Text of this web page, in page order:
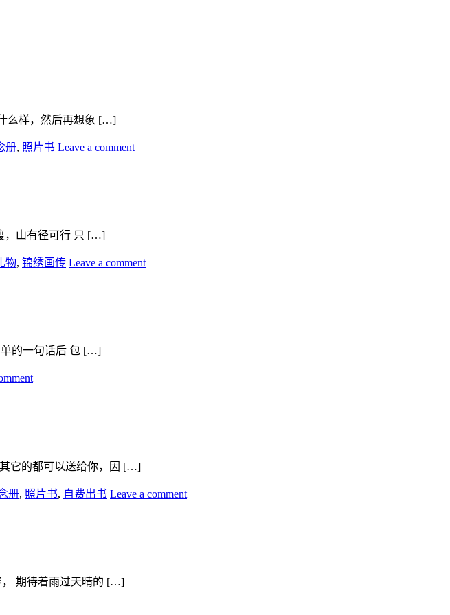
么样，然后再想象 […]
册, 照片书 Leave a comment
，山有径可行 只 […]
物, 锦绣画传 Leave a comment
单的一句话后 包 […]
它的都可以送给你，因 […]
册, 照片书, 自费出书 Leave a comment
， 期待着雨过天晴的 […]